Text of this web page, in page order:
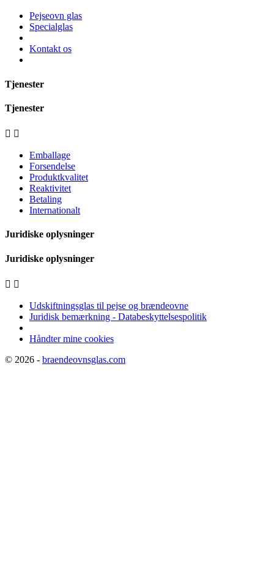
Pejseovn glas
Specialglas
Kontakt os
Tjenester
Tjenester
 
Emballage
Forsendelse
Produktkvalitet
Reaktivitet
Betaling
Internationalt
Juridiske oplysninger
Juridiske oplysninger
 
Udskiftningsglas til pejse og brændeovne
Juridisk bemærkning - Databeskyttelsespolitik
Håndter mine cookies
© 2026 - braendeovnsglas.com